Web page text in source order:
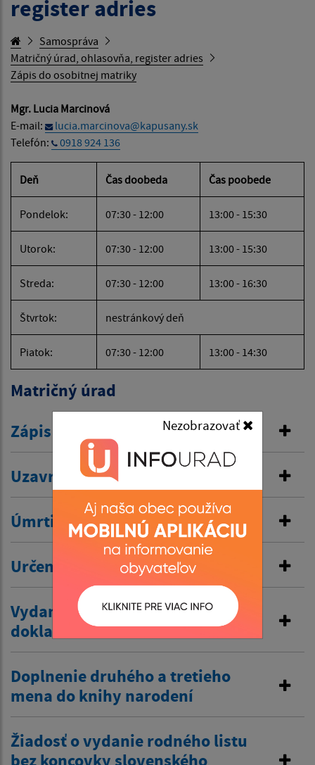
Nezobrazovať
register adries
Samospráva
Matričný úrad, ohlasovňa, register adries
Zápis do osobitnej matriky
Mgr. Lucia Marcinová
E-mail:
lucia.marcinova@kapusany.sk
Telefón:
0918 924 136
Deň Čas doobeda Čas poobede
Pondelok: 07:30 - 12:00 13:00 - 15:30
Utorok: 07:30 - 12:00 13:00 - 15:30
Streda: 07:30 - 12:00 13:00 - 16:30
Štvrtok: nestránkový deň
Piatok: 07:30 - 12:00 13:00 - 14:30
Matričný úrad
Zápis do osobitnej matriky
Uzavretie manželstva
Úmrtie
Určenie otcovstva
Vydanie duplikátu matričného
dokladu
Doplnenie druhého a tretieho
mena do knihy narodení
Žiadosť o vydanie rodného listu
bez koncovky slovenského